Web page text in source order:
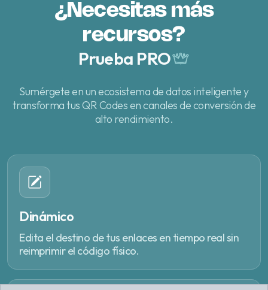
¿Necesitas más
recursos?
Prueba PRO
Sumérgete en un ecosistema de datos inteligente y
transforma tusQR Codesen canales de conversión de
alto rendimiento.
Dinámico
Edita el destino de tus enlaces en tiempo real sin
reimprimir el código físico.